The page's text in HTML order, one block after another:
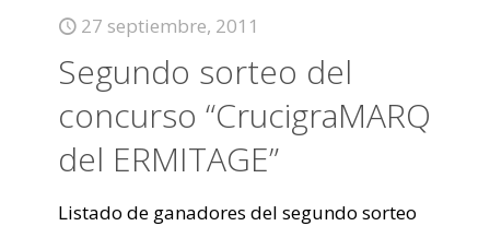
27 septiembre, 2011
Segundo sorteo del
concurso “CrucigraMARQ
del ERMITAGE”
Listado de ganadores del segundo sorteo